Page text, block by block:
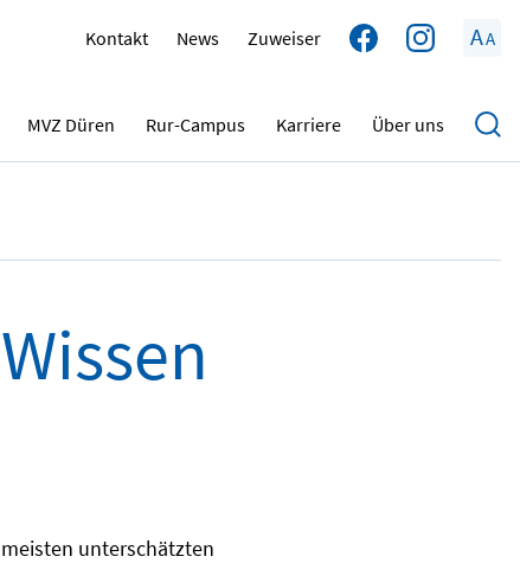
Kontakt News Zuweiser AA
MVZ Düren Rur-Campus Karriere Über uns
01.08.2025
unterschätzten